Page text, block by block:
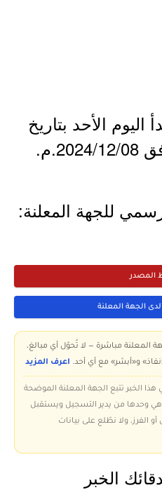
اليوم الأحد بتاريخ
للجهة المعلنة:
المصدر
لدى الجهة المعلنة
المعلنة مباشرة — لا تُحوّل أي مبالغ،
و«أبشر» مع أي أحد. اعرف المزيد
هذا الخبر تتبع الجهة المعلنة الموضحة
وحدها من يدير التسجيل ويستقبل
الفرز، ولا نطّلع على بيانات
الخبر